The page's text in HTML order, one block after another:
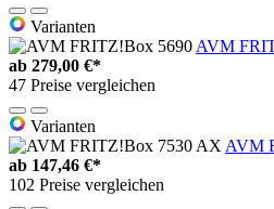
Varianten
AVM
ab 279,00 €*
47 Preise vergleichen
Varianten
AVM
ab 147,46 €*
102 Preise vergleichen